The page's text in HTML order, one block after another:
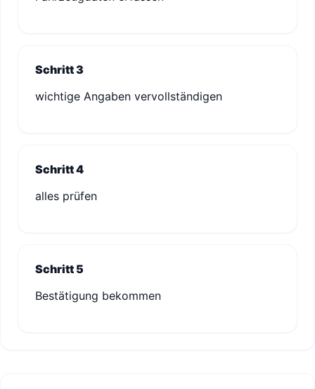
Schritt 3
wichtige Angaben vervollständigen
Schritt 4
alles prüfen
Schritt 5
Bestätigung bekommen